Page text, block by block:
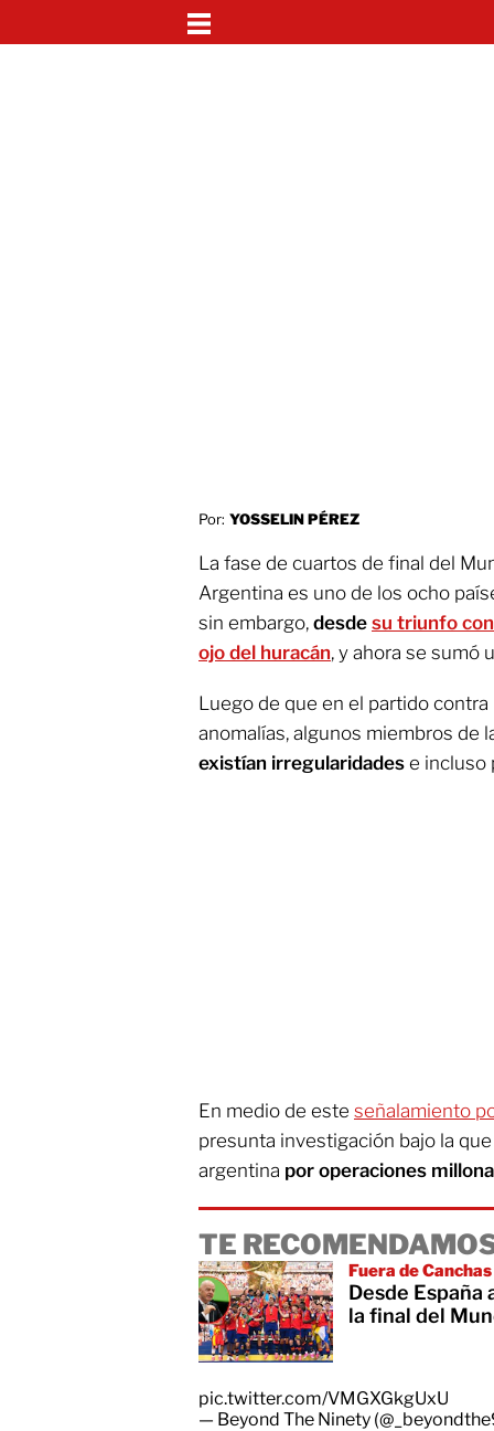
Por: YOSSELIN PÉREZ
La fase de cuartos de final del
Argentina es uno de los ocho
sin embargo, desde su triunfo
ojo del huracán, y ahora se sumó
Luego de que en el partido
anomalías, algunos miembros de
existían irregularidades e incluso
En medio de este señalamiento
presunta investigación bajo la
argentina por operaciones
TE
Fuera de Canchas
Desde España
la final del
pic.twitter.com/VMGXGkgUxU
— Beyond The Ninety